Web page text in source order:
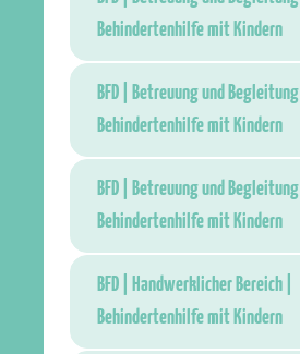
Behindertenhilfe mit Kindern
BFD | Betreuung und Begleitung |
Behindertenhilfe mit Kindern
BFD | Betreuung und Begleitung |
Behindertenhilfe mit Kindern
BFD | Handwerklicher Bereich |
Behindertenhilfe mit Kindern